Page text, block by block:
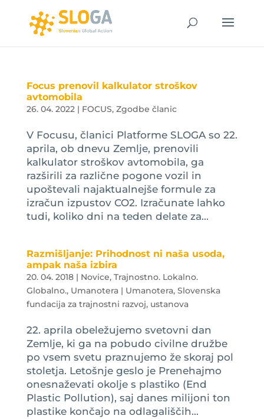
Focus prenovil kalkulator stroškov
avtomobila
26. 04. 2022| FOCUS, Zgodbe članic
V Focusu, članici Platforme SLOGA so 22.
aprila, ob dnevu Zemlje, prenovili
kalkulator stroškov avtomobila, ga
razširili za različne pogone vozil in
upoštevali najaktualnejše formule za
izračun izpustov CO2. Izračunate lahko
tudi, koliko dni na teden delate za...
Razmišljanje: Prihodnost ni naša usoda,
ampak naša izbira
20. 04. 2018| Novice, Trajnostno. Lokalno.
Globalno., Umanotera | Umanotera, Slovenska
fundacija za trajnostni razvoj, ustanova
22. aprila obeležujemo svetovni dan
Zemlje, ki ga na pobudo civilne družbe
po vsem svetu praznujemo že skoraj pol
stoletja. Letošnje geslo je Prenehajmo
onesnaževati okolje s plastiko (End
Plastic Pollution), saj danes milijoni ton
plastike končajo na odlagališčih...